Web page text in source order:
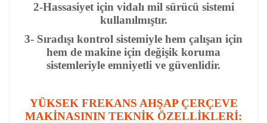
2-Hassasiyet için vidalı mil sürücü sistemi
kullanılmıştır.
3- Sıradışı kontrol sistemiyle hem çalışan için
hem de makine için değişik koruma
sistemleriyle emniyetli ve güvenlidir.
YÜKSEK FREKANS AHŞAP ÇERÇEVE
MAKİNASININ TEKNİK ÖZELLİKLERİ: